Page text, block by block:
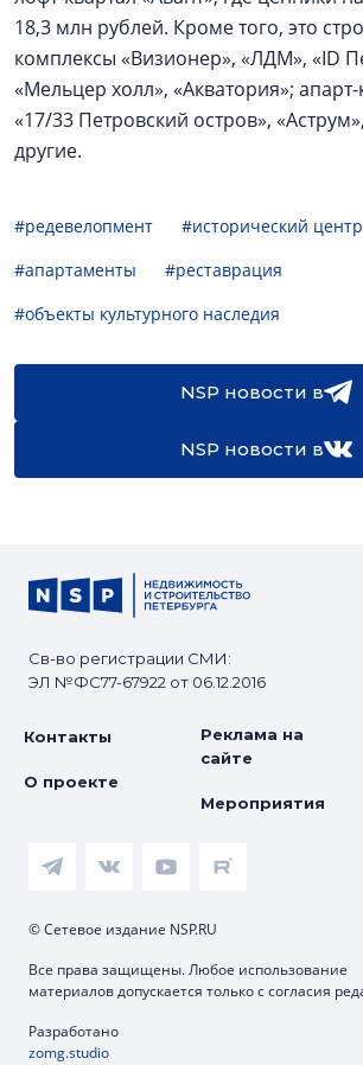
18,3 млн рублей. Кроме того, это
комплексы «Визионер», «ЛДМ», «ID
«Мельцер холл», «Акватория»;
«17/33 Петровский остров»,
другие.
#редевелопмент
#исторический центр
#апартаменты
#реставрация
#объекты культурного наследия
NSP новости в
NSP новости в
Св-во регистрации СМИ:
ЭЛ №ФС77-67922 от 06.12.2016
Контакты
О проекте
Реклама на
сайте
Мероприятия
© Сетевое издание NSP.RU
Все права защищены. Любое использование
материалов допускается только с согласия
Разработано
zomg.studio